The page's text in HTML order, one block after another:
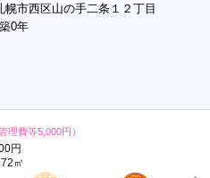
幌市西区山の手二条１２丁目
0年
管理費等5,000円）
円
㎡
BunChinPAY